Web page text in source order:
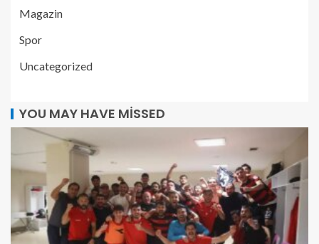
Magazin
Spor
Uncategorized
YOU MAY HAVE MISSED